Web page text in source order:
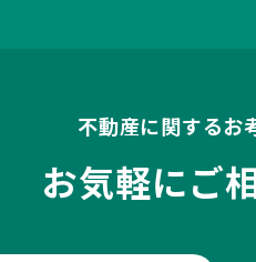
不動産に関するお
お気軽にご